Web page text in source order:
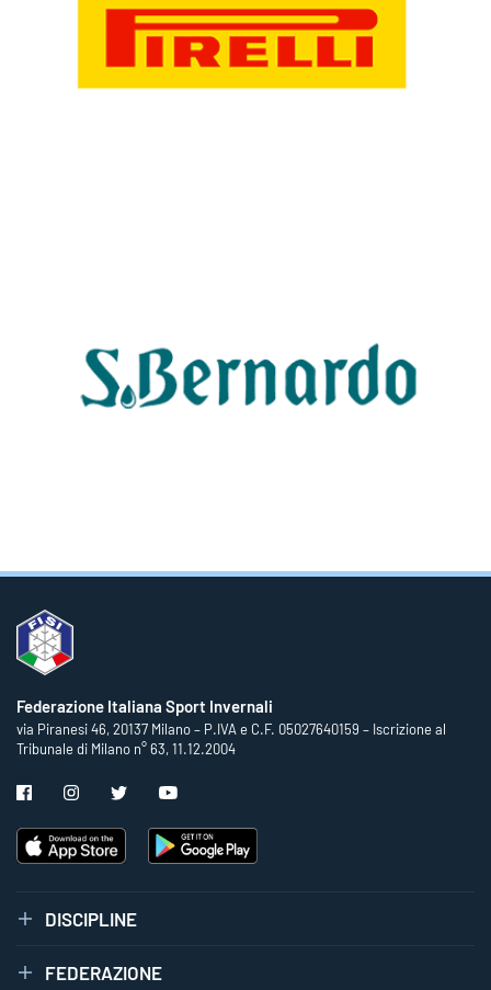
Federazione Italiana Sport Invernali
via Piranesi 46, 20137 Milano – P.IVA e C.F. 05027640159 – Iscrizione al
Tribunale di Milano n° 63, 11.12.2004
DISCIPLINE
FEDERAZIONE